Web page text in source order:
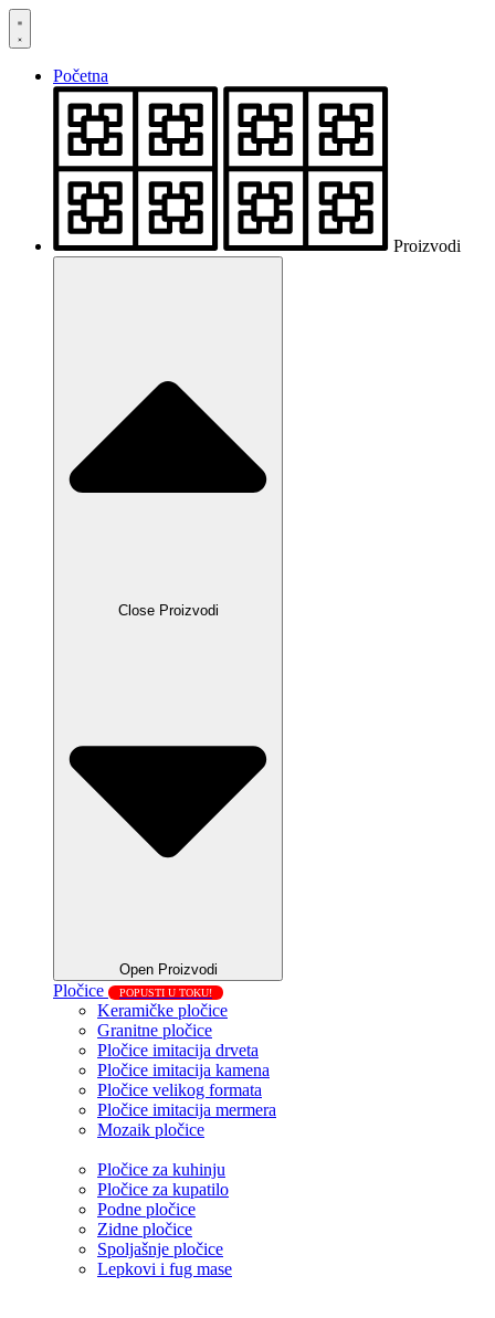
Skočite
na
Početna
Proizvodi
Close Proizvodi
Open Proizvodi
Pločice POPUSTI U TOKU!
Keramičke pločice
Granitne pločice
Pločice imitacija drveta
Pločice imitacija kamena
Pločice velikog formata
Pločice imitacija mermera
Mozaik pločice
Pločice za kuhinju
Pločice za kupatilo
Podne pločice
Zidne pločice
Spoljašnje pločice
Lepkovi i fug mase